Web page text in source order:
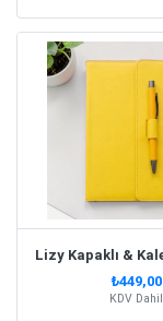
₺449,00
KDV Dahil